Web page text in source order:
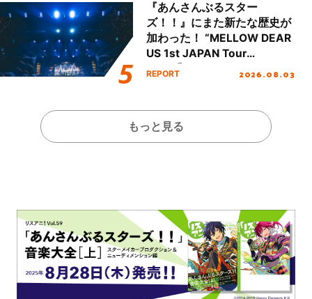
『あんさんぶるスター
ズ！！』にまた新たな歴史が
加わった！ “MELLOW DEAR
US 1st JAPAN Tour
Final「NICE to meet YOU
REPORT 2026.08.03
もっと見る